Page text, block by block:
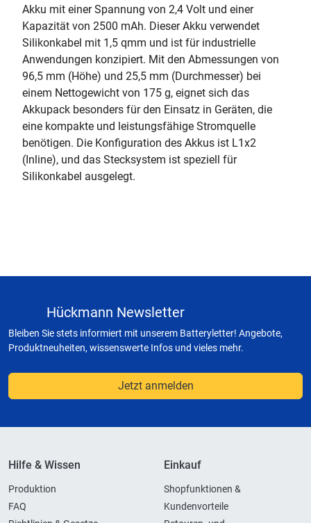
Akku mit einer Spannung von 2,4 Volt und einer
Kapazität von 2500 mAh. Dieser Akku verwendet
Silikonkabel mit 1,5 qmm und ist für industrielle
Anwendungen konzipiert. Mit den Abmessungen von
96,5 mm (Höhe) und 25,5 mm (Durchmesser) bei
einem Nettogewicht von 175 g, eignet sich das
Akkupack besonders für den Einsatz in Geräten, die
eine kompakte und leistungsfähige Stromquelle
benötigen. Die Konfiguration des Akkus ist L1x2
(Inline), und das Stecksystem ist speziell für
Silikonkabel ausgelegt.
Hückmann Newsletter
Bleiben Sie stets informiert mit unserem Batteryletter! Angebote,
Produktneuheiten, wissenswerte Infos und vieles mehr.
Jetzt anmelden
Hilfe & Wissen
Produktion
FAQ
Einkauf
Shopfunktionen &
Kundenvorteile